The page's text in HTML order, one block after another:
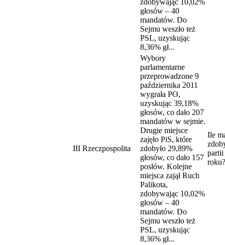
zdobywając 10,02%
głosów – 40
mandatów. Do
Sejmu weszło też
PSL, uzyskując
8,36% gł...
III Rzeczpospolita
Wybory
parlamentarne
przeprowadzone 9
października 2011
wygrała PO,
uzyskując 39,18%
głosów, co dało 207
mandatów w sejmie.
Drugie miejsce
zajęło PiS, które
zdobyło 29,89%
głosów, co dało 157
posłów. Kolejne
miejsca zajął Ruch
Palikota,
zdobywając 10,02%
głosów – 40
mandatów. Do
Sejmu weszło też
PSL, uzyskując
8,36% gł...
Ile
partii
roku?